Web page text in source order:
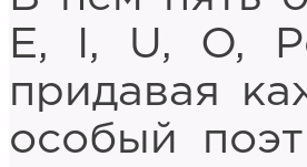
Е, I, U, O,
придавая
особый